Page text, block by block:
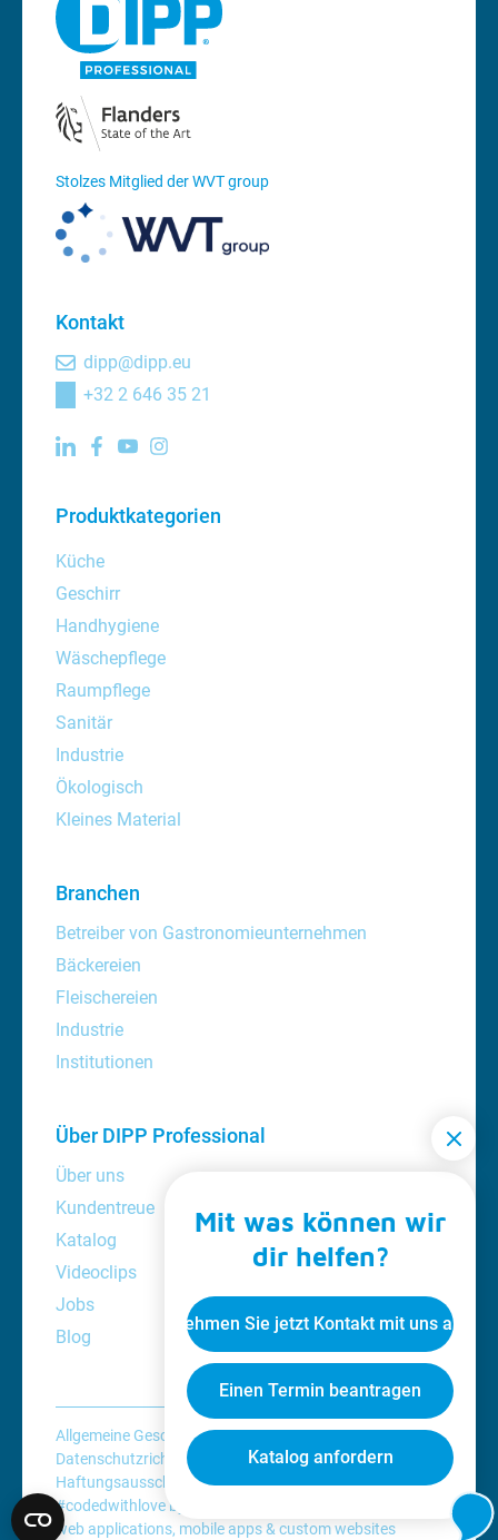
Stolzes Mitglied der WVT group
Kontakt
dipp@dipp.eu
+32 2 646 35 21
Produktkategorien
Küche
Geschirr
Handhygiene
Wäschepflege
Raumpflege
Sanitär
Industrie
Ökologisch
Kleines Material
Branchen
Betreiber von Gastronomieunternehmen
Bäckereien
Fleischereien
Industrie
Institutionen
Über DIPP Professional
Über uns
Kundentreue
Katalog
Videoclips
Jobs
Blog
Allgemeine Geschäftsbedingungen
Datenschutzrichtlinie
Cookie-Richtlinie
Haftungsausschluss
#codedwithlove by
web applications, mobile apps&custom websites
Mit was können wir
dir helfen?
Nehmen Sie jetzt Kontakt mit uns auf
Einen Termin beantragen
Katalog anfordern